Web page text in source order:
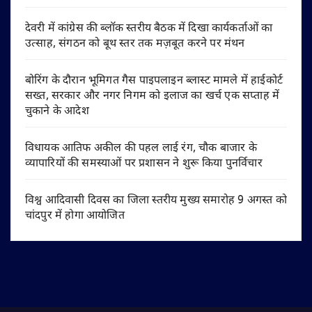
देवरी में कांग्रेस की ब्लॉक स्तरीय बैठक में दिखा कार्यकर्ताओं का
उत्साह, संगठन को बूथ स्तर तक मज़बूत करने पर मंथन
बोरिंग के दौरान भूमिगत गैस पाइपलाइन ब्लास्ट मामले में हाईकोर्ट
सख्त, सरकार और नगर निगम को इलाज का खर्च एक सप्ताह में
चुकाने के आदेश
विधायक आतिफ अकील की पहल लाई रंग, चौक बाजार के
व्यापारियों की समस्याओं पर प्रशासन ने शुरू किया पुनर्विचार
विश्व आदिवासी दिवस का जिला स्तरीय मुख्य समारोह 9 अगस्त को
चांदपुर में होगा आयोजित